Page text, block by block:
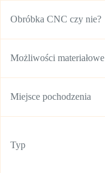
Obróbka CNC czy nie?
Możliwości materiałowe
Miejsce pochodzenia
Typ